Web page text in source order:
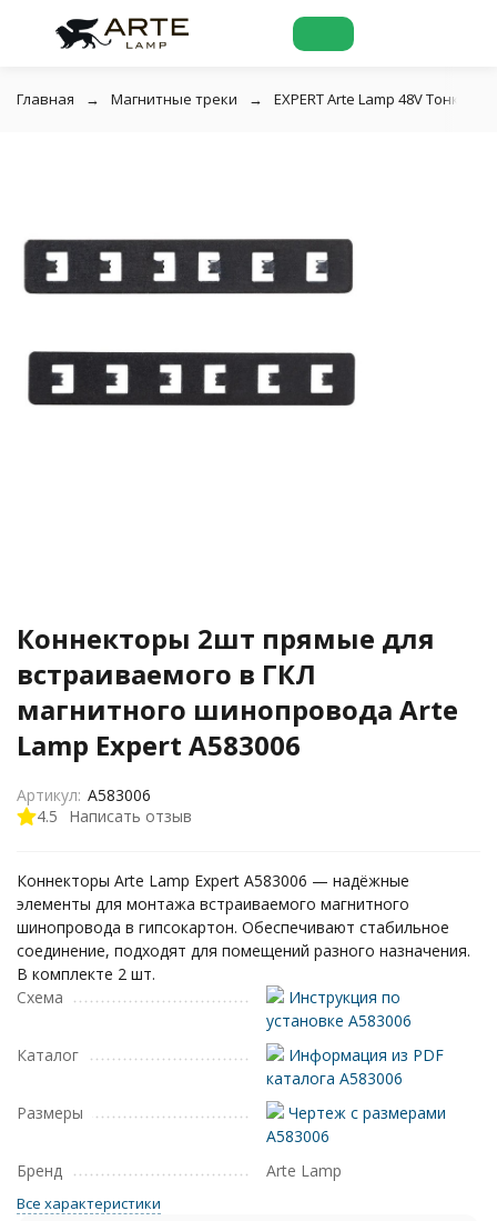
Главная Магнитные треки EXPERT Arte Lamp 48V Тонкая
Коннекторы 2шт прямые для
встраиваемого в ГКЛ
магнитного шинопровода Arte
Lamp Expert A583006
4.5 Написать отзыв
Артикул: A583006
Коннекторы Arte Lamp Expert A583006 — надёжные
элементы для монтажа встраиваемого магнитного
шинопровода в гипсокартон. Обеспечивают стабильное
соединение, подходят для помещений разного назначения.
В комплекте 2 шт.
Схема
Инструкция по
установке A583006
Каталог
Информация из PDF
каталога A583006
Размеры
Чертеж с размерами
A583006
Бренд
Arte Lamp
Все характеристики